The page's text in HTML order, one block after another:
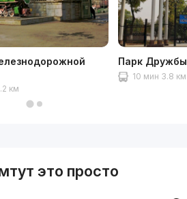
км
Парк Дружбы
10 мин 3.8 км
это просто